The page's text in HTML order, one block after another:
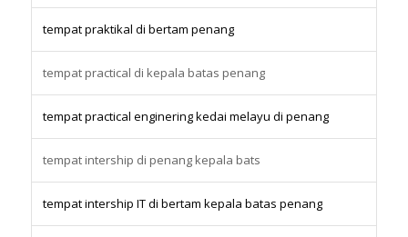
tempat praktikal di bertam penang
tempat practical di kepala batas penang
tempat practical enginering kedai melayu di penang
tempat intership di penang kepala bats
tempat intership IT di bertam kepala batas penang